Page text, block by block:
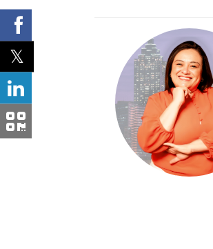
Tendencias
Intereses
Tiempo de
La duración de tu
antes de venderla para
“Vender una casa
importancia de evaluar